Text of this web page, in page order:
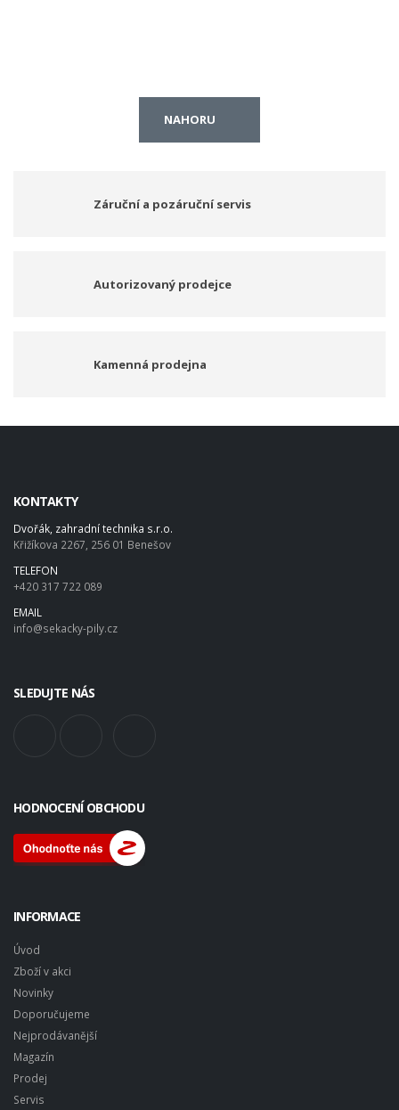
NAHORU
Záruční a pozáruční servis
Autorizovaný prodejce
Kamenná prodejna
KONTAKTY
Dvořák, zahradní technika s.r.o.
Křižíkova 2267, 256 01 Benešov
TELEFON
+420 317 722 089
EMAIL
info@sekacky-pily.cz
SLEDUJTE NÁS
HODNOCENÍ OBCHODU
INFORMACE
Úvod
Zboží v akci
Novinky
Doporučujeme
Nejprodávanější
Magazín
Prodej
Servis